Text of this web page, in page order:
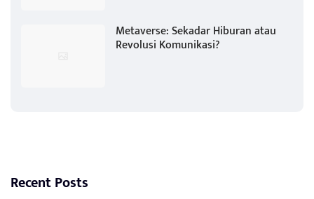
Metaverse: Sekadar Hiburan atau
Revolusi Komunikasi?
Recent Posts